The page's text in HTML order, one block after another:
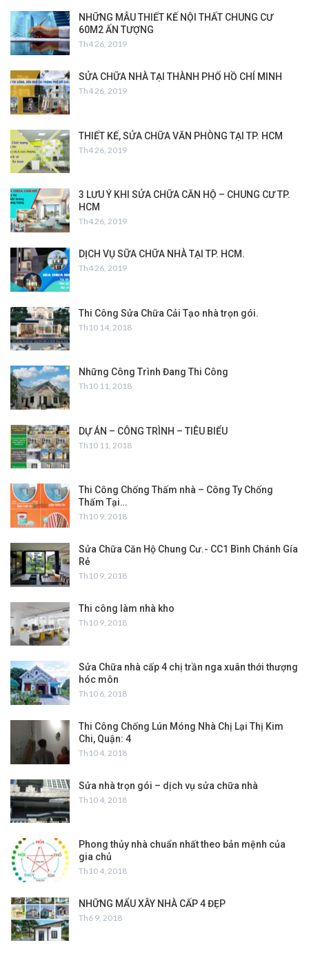
NHỮNG MẪU THIẾT KẾ NỘI THẤT CHUNG CƯ
60M2 ẤN TƯỢNG
Th4 26, 2019
SỬA CHỮA NHÀ TẠI THÀNH PHỐ HỒ CHÍ MINH
Th4 26, 2019
THIẾT KẾ, SỬA CHỮA VĂN PHÒNG TẠI TP. HCM
Th4 26, 2019
3 LƯU Ý KHI SỬA CHỮA CĂN HỘ – CHUNG CƯ TP.
HCM
Th4 26, 2019
DỊCH VỤ SỮA CHỮA NHÀ TẠI TP. HCM.
Th4 26, 2019
Thi Công Sửa Chữa Cải Tạo nhà trọn gói.
Th10 14, 2018
Những Công Trình Đang Thi Công
Th10 11, 2018
DỰ ÁN – CÔNG TRÌNH – TIÊU BIỂU
Th10 11, 2018
Thi Công Chống Thấm nhà – Công Ty Chống
Thấm Tại…
Th10 9, 2018
Sửa Chữa Căn Hộ Chung Cư.- CC1 Bình Chánh Gía
Rẻ
Th10 9, 2018
Thi công làm nhà kho
Th10 9, 2018
Sửa Chữa nhà cấp 4 chị trần nga xuân thới thượng
hóc môn
Th10 6, 2018
Thi Công Chống Lún Móng Nhà Chị Lại Thị Kim
Chi, Quận: 4
Th10 4, 2018
Sửa nhà trọn gói – dịch vụ sửa chữa nhà
Th10 4, 2018
Phong thủy nhà chuẩn nhất theo bản mệnh của
gia chủ
Th10 4, 2018
NHỮNG MẨU XÂY NHÀ CẤP 4 ĐẸP
Th6 9, 2018